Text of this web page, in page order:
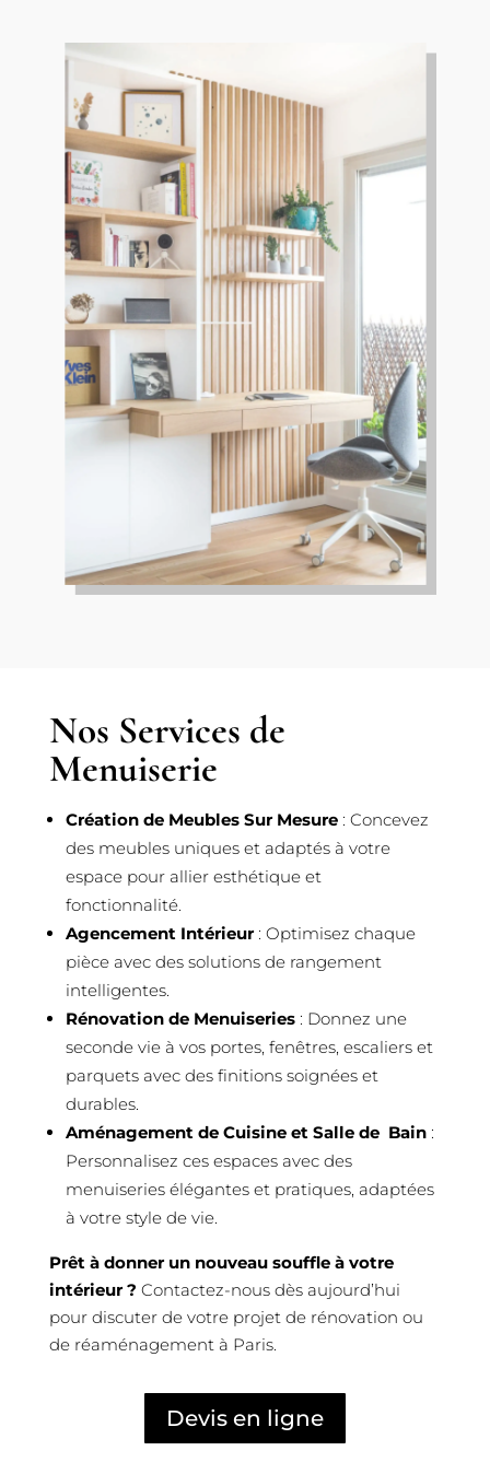
Nos Services de
Menuiserie
Création de Meubles Sur Mesure : Concevez
des meubles uniques et adaptés à votre
espace pour allier esthétique et
fonctionnalité.
Agencement Intérieur : Optimisez chaque
pièce avec des solutions de rangement
intelligentes.
Rénovation de Menuiseries : Donnez une
seconde vie à vos portes, fenêtres, escaliers et
parquets avec des finitions soignées et
durables.
Aménagement de Cuisine et Salle de Bain :
Personnalisez ces espaces avec des
menuiseries élégantes et pratiques, adaptées
à votre style de vie.
Prêt à donner un nouveau souffle à votre
intérieur ? Contactez-nous dès aujourd’hui
pour discuter de votre projet de rénovation ou
de réaménagement à Paris.
Devis en ligne